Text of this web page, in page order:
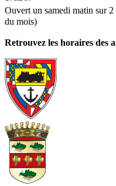
Ouvert un samedi matin sur 2
du mois)
Retrouvez les horaires des